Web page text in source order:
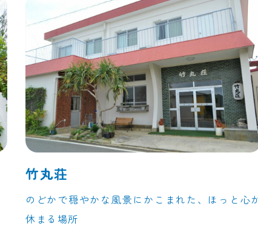
竹丸荘
のどかで穏やかな風景にかこまれた、ほっと心
休まる場所